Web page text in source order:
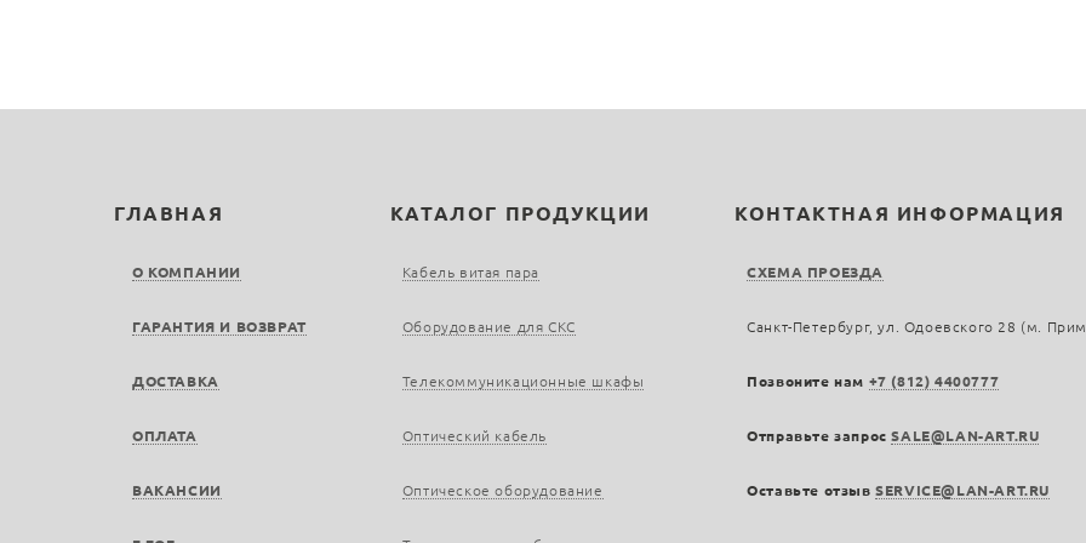
ГЛАВНАЯ
О КОМПАНИИ
ГАРАНТИЯ И ВОЗВРАТ
ДОСТАВКА
ОПЛАТА
ВАКАНСИИ
КАТАЛОГ ПРОДУКЦИИ
Кабель витая пара
Оборудование для СКС
Телекоммуникационные шкафы
Оптический кабель
Оптическое оборудование
КОНТАКТНАЯ ИНФОРМАЦИЯ
СХЕМА ПРОЕЗДА
Санкт-Петербург, ул. Одоевского 28 (м.
Позвоните нам +7 (812) 4400777
Отправьте запросSALE@LAN-ART.RU
Оставьте отзывSERVICE@LAN-ART.RU